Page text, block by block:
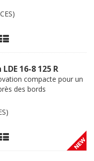
16-8 125 R
compacte pour un
des bords